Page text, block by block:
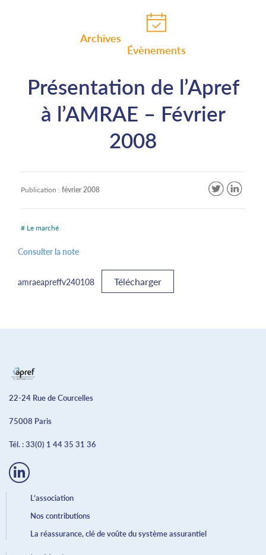
Archives
Évènements
Présentation de l’Apref
à l’AMRAE – Février
2008
Publication : février 2008
# Le marché
Consulter la note
amraeapreffv240108 Télécharger
22-24 Rue de Courcelles
75008 Paris
Tél. :33(0) 1 44 35 31 36
L’association
Nos contributions
La réassurance, clé de voûte du système assurantiel